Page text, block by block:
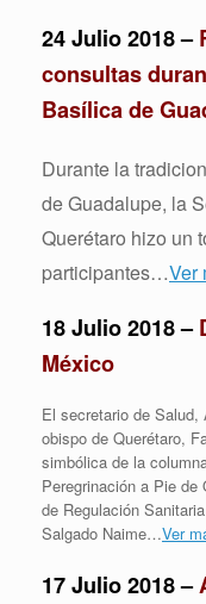
24 Julio 2018 –
consultas
Basílica de
Durante la
de Guadalupe, la
Querétaro hizo un
participantes…Ver
18 Julio 2018 –
México
El secretario de Salud,
obispo de Querétaro,
simbólica de la
Peregrinación a Pie de
de Regulación
Salgado Naime…Ver
17 Julio 2018 –